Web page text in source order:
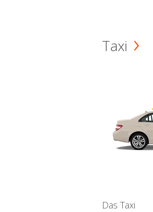
Taxi
Das Taxi